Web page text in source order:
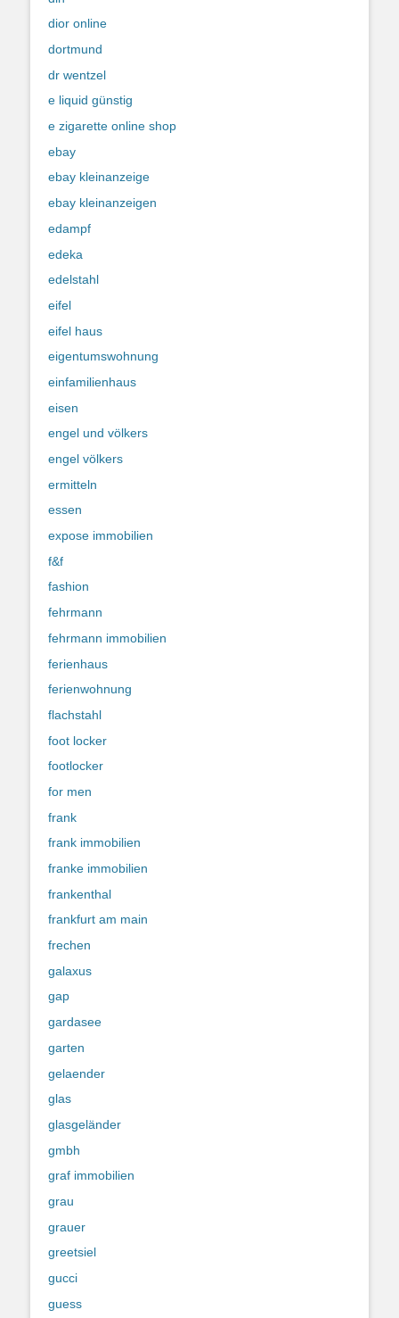
dior online
dortmund
dr wentzel
e liquid günstig
e zigarette online shop
ebay
ebay kleinanzeige
ebay kleinanzeigen
edampf
edeka
edelstahl
eifel
eifel haus
eigentumswohnung
einfamilienhaus
eisen
engel und völkers
engel völkers
ermitteln
essen
expose immobilien
f&f
fashion
fehrmann
fehrmann immobilien
ferienhaus
ferienwohnung
flachstahl
foot locker
footlocker
for men
frank
frank immobilien
franke immobilien
frankenthal
frankfurt am main
frechen
galaxus
gap
gardasee
garten
gelaender
glas
glasgeländer
gmbh
graf immobilien
grau
grauer
greetsiel
gucci
guess